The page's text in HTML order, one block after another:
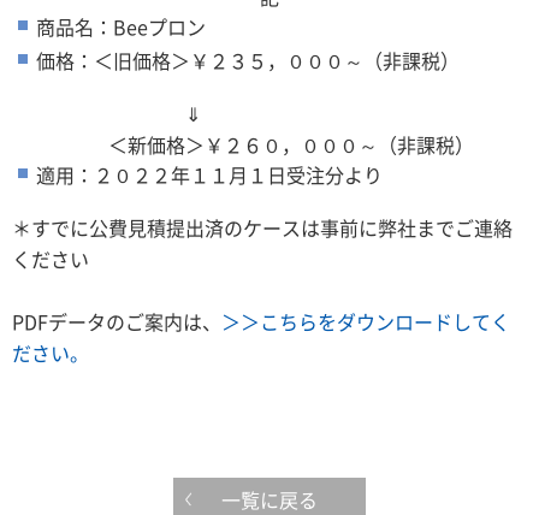
商品名：Beeプロン
価格：＜旧価格＞￥２３５，０００～（非課税）
⇓
＜新価格＞￥２６０，０００～（非課税）
適用：２０２２年１１月１日受注分より
＊すでに公費見積提出済のケースは事前に弊社までご連絡
ください
PDFデータのご案内は、 ＞＞こちらをダウンロードしてく
ださい。
一覧に戻る